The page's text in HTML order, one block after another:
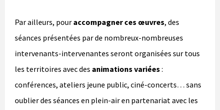
Par ailleurs, pour accompagner ces œuvres, des
séances présentées par de nombreux-nombreuses
intervenants-intervenantes seront organisées sur tous
les territoires avec des animations variées :
conférences, ateliers jeune public, ciné-concerts… sans
oublier des séances en plein-air en partenariat avec les